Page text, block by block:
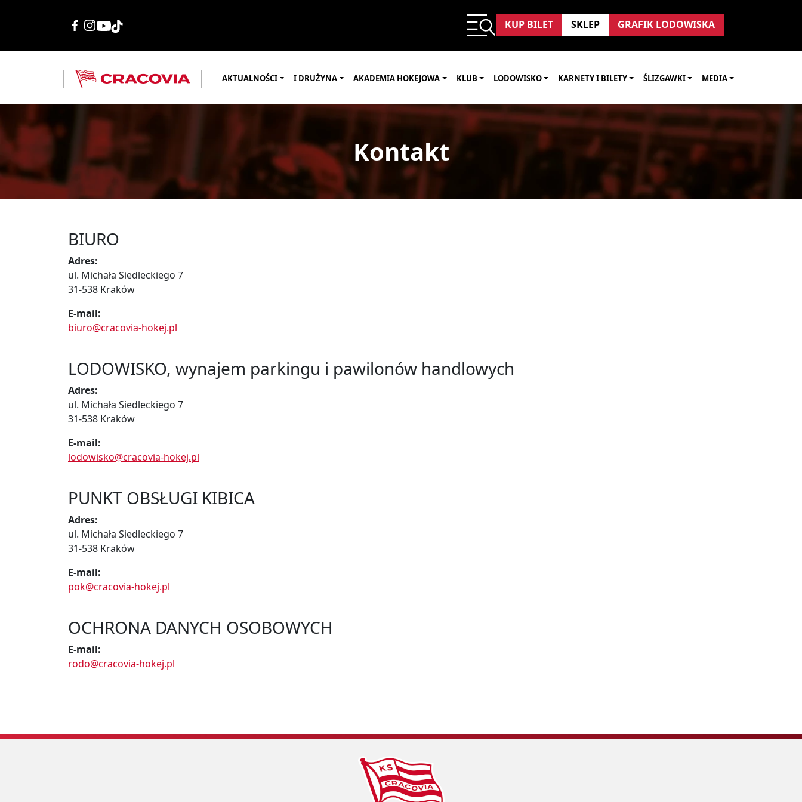
KUP BILET SKLEP GRAFIK LODOWISKA
AKTUALNOŚCI I DRUŻYNA AKADEMIA HOKEJOWA KLUB LODOWISKO KARNETY I BILETY ŚLIZGAWKI MEDIA
Kontakt
BIURO
Adres:
ul. Michała Siedleckiego 7
31-538 Kraków
E-mail:
biuro@cracovia-hokej.pl
LODOWISKO, wynajem parkingu i pawilonów handlowych
Adres:
ul. Michała Siedleckiego 7
31-538 Kraków
E-mail:
lodowisko@cracovia-hokej.pl
PUNKT OBSŁUGI KIBICA
Adres:
ul. Michała Siedleckiego 7
31-538 Kraków
E-mail:
pok@cracovia-hokej.pl
OCHRONA DANYCH OSOBOWYCH
E-mail:
rodo@cracovia-hokej.pl